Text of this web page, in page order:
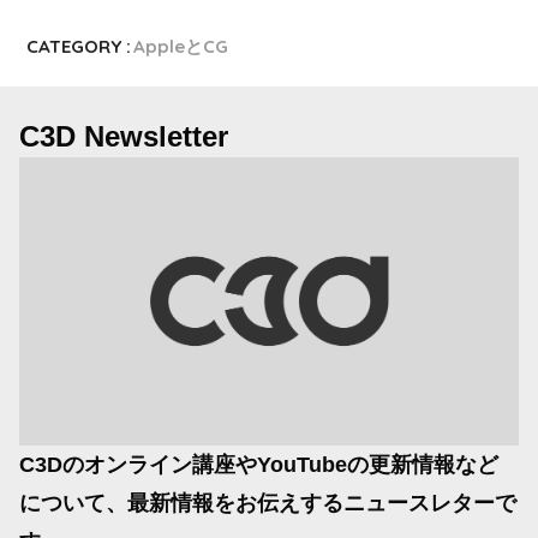
CATEGORY :AppleとCG
C3D Newsletter
C3Dのオンライン講座やYouTubeの更新情報など
について、最新情報をお伝えするニュースレターで